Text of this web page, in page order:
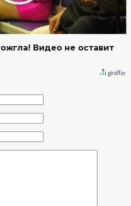
Видео не оставит